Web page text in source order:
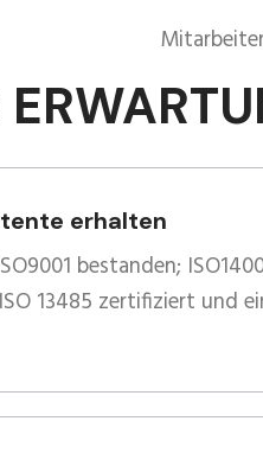
erhalten
bestanden;
13485 zertifiziert und